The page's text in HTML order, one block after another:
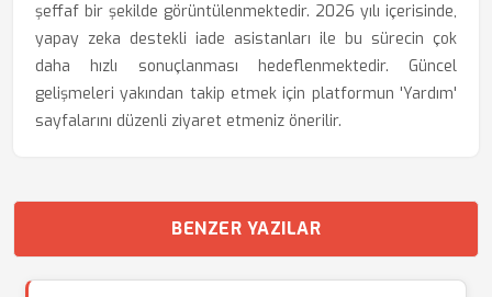
şeffaf bir şekilde görüntülenmektedir. 2026 yılı içerisinde,
yapay zeka destekli iade asistanları ile bu sürecin çok
daha hızlı sonuçlanması hedeflenmektedir. Güncel
gelişmeleri yakından takip etmek için platformun 'Yardım'
sayfalarını düzenli ziyaret etmeniz önerilir.
BENZER YAZILAR